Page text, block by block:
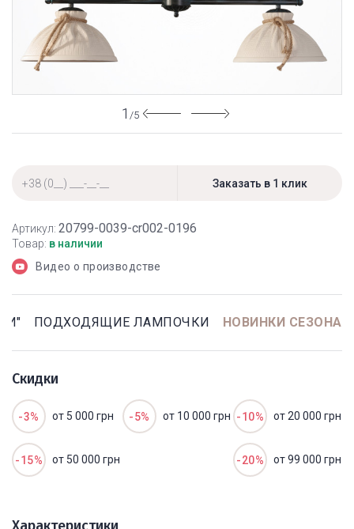
1 /5
Артикул: 20799-0039-cr002-0196
Товар: в наличии
Видео о производстве
ПОДХОДЯЩИЕ ЛАМПОЧКИ НОВИНКИ СЕЗОНА
Скидки
-3% от 5 000 грн -5% от 10 000 грн -10% от 20 000 грн
-15% от 50 000 грн -20% от 99 000 грн